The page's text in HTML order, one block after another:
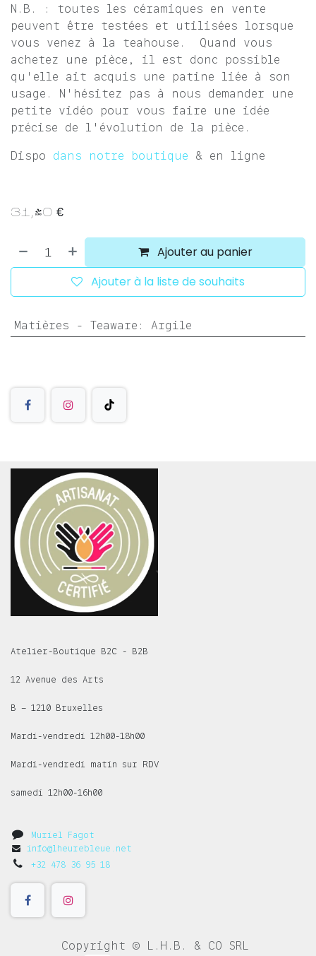
N.B. : toutes les céramiques en vente
peuvent être testées et utilisées lorsque
vous venez à la teahouse. Quand vous
achetez une pièce, il est donc possible
qu'elle ait acquis une patine liée à son
usage. N'hésitez pas à nous demander une
petite vidéo pour vous faire une idée
précise de l'évolution de la pièce.
Dispo dans notre boutique & en ligne
31,40 €
Ajouter au panier
Ajouter à la liste de souhaits
Matières - Teaware : Argile
Atelier-Boutique B2C - B2B
12 Avenue des Arts
B – 1210 Bruxelles
Mardi-vendredi 12h00-18h00
Mardi-vendredi matin sur RDV
samedi 12h00-16h00
Muriel Fagot
info@lheurebleue.net
+32 478 36 95 18
Copyright © L.H.B. & CO SRL